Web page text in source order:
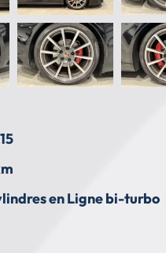
en Ligne bi-turbo